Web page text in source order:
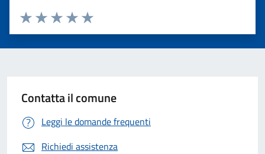
Valuta 5 stelle su 5
Valuta 4 stelle su 5
Valuta 3 stelle su 5
Valuta 2 stelle su 5
Valuta 1 stelle su 5
Contatta il comune
Leggi le domande frequenti
Richiedi assistenza